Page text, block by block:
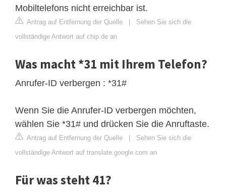
Mobiltelefons nicht erreichbar ist.
Antrag auf Entfernung der Quelle | Sehen Sie sich die
vollständige Antwort auf chip.de an
Was macht *31 mit Ihrem Telefon?
Anrufer-ID verbergen : *31#
Wenn Sie die Anrufer-ID verbergen möchten,
wählen Sie *31# und drücken Sie die Anruftaste.
Antrag auf Entfernung der Quelle | Sehen Sie sich die
vollständige Antwort auf translate.google.com an
Für was steht 41?